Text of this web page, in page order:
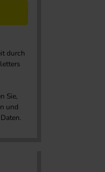
durch
Sie,
und